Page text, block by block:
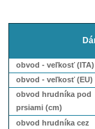
obvod - veľkosť (ITA)
obvod - veľkosť (EU)
obvod hrudníka pod
prsiami (cm)
obvod hrudníka cez